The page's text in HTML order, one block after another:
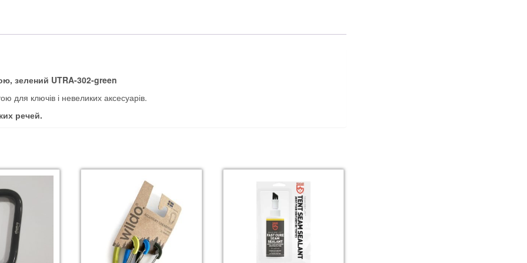
зелений UTRA-302-green
для ключів і невеликих аксесуарів.
речей.